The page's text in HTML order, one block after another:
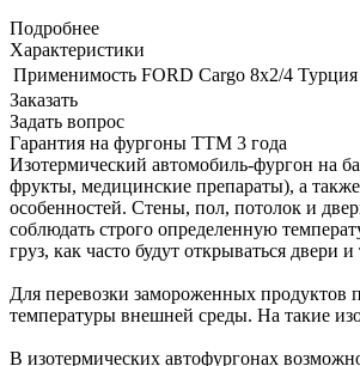
Подробнее
Характеристики
Применимость FORD Cargo 8x2/4 Турция
Заказать
Задать вопрос
Гарантия на фургоны ТТМ 3 года
Изотермический автомобиль-фургон на
фрукты, медицинские препараты), а
особенностей. Стены, пол, потолок и
соблюдать строго определенную
груз, как часто будут открываться двери и
Для перевозки замороженных продуктов
температуры внешней среды. На такие
В изотермических автофургонах